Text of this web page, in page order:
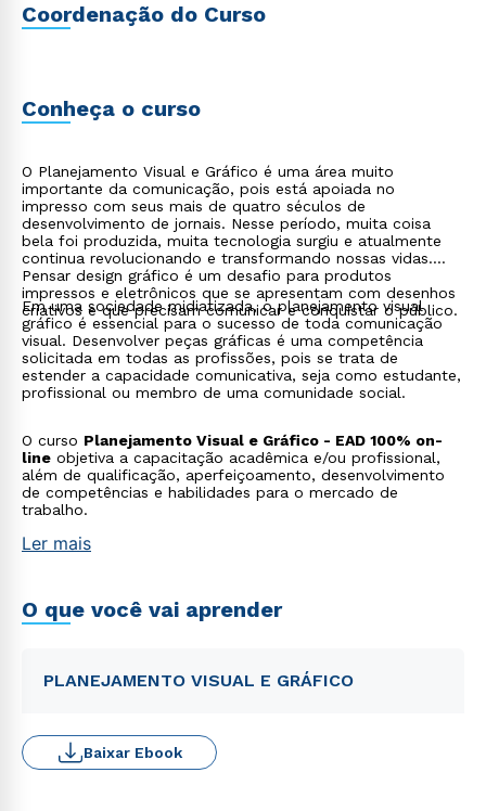
gráfico é essencial para o sucesso de toda comunicação
visual. Desenvolver peças gráficas é uma competência
curso Planejamento Visual e Gráfico - EAD 100% on-line
objetiva a capacitação acadêmica e/ou profissional, além
Coordenação do Curso
Conheça o curso
O Planejamento Visual e Gráfico é uma área muito
importante da comunicação, pois está apoiada no
impresso com seus mais de quatro séculos de
desenvolvimento de jornais. Nesse período, muita coisa
bela foi produzida, muita tecnologia surgiu e atualmente
continua revolucionando e transformando nossas vidas.
Pensar design gráfico é um desafio para produtos
impressos e eletrônicos que se apresentam com desenhos
criativos e que precisam comunicar e conquistar o público.
Em uma sociedade midiatizada, o planejamento visual
gráfico é essencial para o sucesso de toda comunicação
visual. Desenvolver peças gráficas é uma competência
solicitada em todas as profissões, pois se trata de
estender a capacidade comunicativa, seja como estudante,
profissional ou membro de uma comunidade social.
O curso Planejamento Visual e Gráfico - EAD 100% on-
line objetiva a capacitação acadêmica e/ou profissional,
além de qualificação, aperfeiçoamento, desenvolvimento
de competências e habilidades para o mercado de
trabalho.
Ler mais
O que você vai aprender
PLANEJAMENTO VISUAL E GRÁFICO
Baixar Ebook